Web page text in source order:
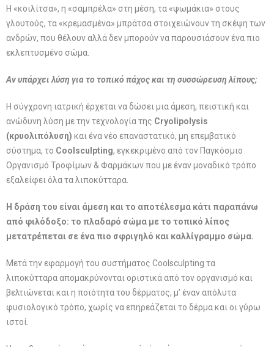
Η «κοιλίτσα», η «σαμπρέλα» στη μέση, τα «ψωμάκια» στους
γλουτούς, τα «κρεμασμένα» μπράτσα στοιχειώνουν τη σκέψη των
ανδρών, που θέλουν αλλά δεν μπορούν να παρουσιάσουν ένα πιο
εκλεπτυσμένο σώμα.
Αν υπάρχει λύση για το τοπικό πάχος και τη συσσώρευση λίπους;
Η σύγχρονη ιατρική έρχεται να δώσει μια άμεση, πειστική και
ανώδυνη λύση με την τεχνολογία της Cryolipolysis
(κρυολιπόλυση) και ένα νέο επαναστατικό, μη επεμβατικό
σύστημα, το Coolsculpting, εγκεκριμένο από τον Παγκόσμιο
Οργανισμό Τροφίμων & Φαρμάκων που με έναν μοναδικό τρόπο
εξαλείφει όλα τα λιποκύτταρα.
Η δράση του είναι άμεση και το αποτέλεσμα κάτι παραπάνω
από φιλόδοξο: το πλαδαρό σώμα με το τοπικό λίπος
μετατρέπεται σε ένα πιο σφριγηλό και καλλίγραμμο σώμα.
Μετά την εφαρμογή του συστήματος Coolsculpting τα
λιποκύτταρα απομακρύνονται οριστικά από τον οργανισμό και
βελτιώνεται και η ποιότητα του δέρματος, μ’ έναν απόλυτα
φυσιολογικό τρόπο, χωρίς να επηρεάζεται το δέρμα και οι γύρω
ιστοί.